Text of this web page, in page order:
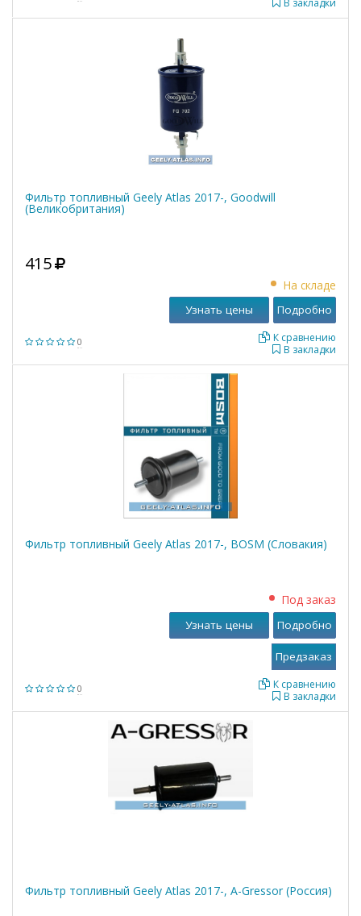
В закладки
Фильтр топливный Geely Atlas 2017-, Goodwill
(Великобритания)
0
415
На складе
В закладки
К сравнению
Узнать цены Подробно
Фильтр топливный Geely Atlas 2017-, BOSM (Словакия)
0
Под заказ
В закладки
К сравнению
Узнать цены Подробно
Фильтр топливный Geely Atlas 2017-, A-Gressor (Россия)